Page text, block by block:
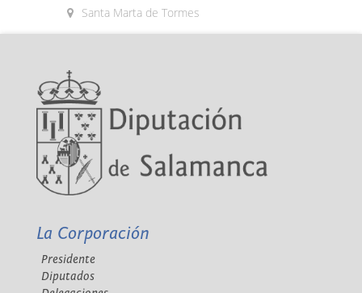
Santa Marta de Tormes
La Corporación
Presidente
Diputados